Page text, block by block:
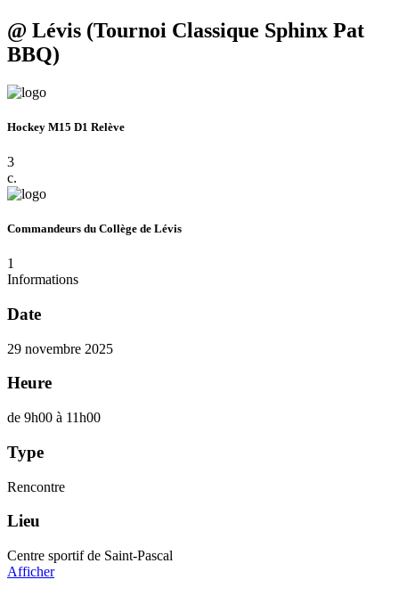
@ Lévis (Tournoi Classique Sphinx Pat
BBQ)
Hockey M15 D1 Relève
3
c.
Commandeurs du Collège de Lévis
1
Informations
Date
29 novembre 2025
Heure
de 9h00 à 11h00
Type
Rencontre
Lieu
Centre sportif de Saint-Pascal
Afficher